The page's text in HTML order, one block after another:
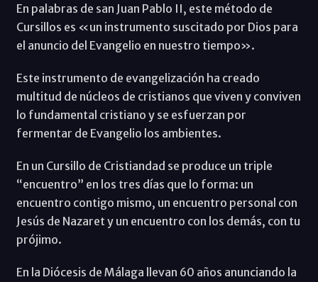
En palabras de san Juan Pablo II, este método de
Cursillos es «un instrumento suscitado por Dios para
el anuncio del Evangelio en nuestro tiempo».
Este instrumento de evangelización ha creado
multitud de núcleos de cristianos que viven y conviven
lo fundamental cristiano y se esfuerzan por
fermentar de Evangelio los ambientes.
En un Cursillo de Cristiandad se produce un triple
“encuentro” en los tres días que lo forma: un
encuentro contigo mismo, un encuentro personal con
Jesús de Nazaret y un encuentro con los demás, con tu
prójimo.
En la Diócesis de Málaga llevan 60 años anunciando la